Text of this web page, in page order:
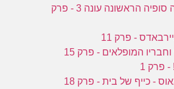
13:25 - הנסיכה סופיה הראשונה עונה 3 - פרק